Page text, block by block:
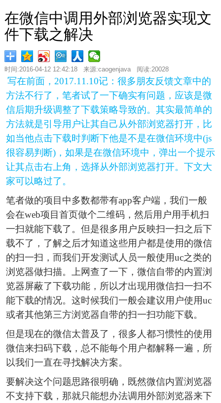
在微信中调用外部浏览器实现文
件下载之解决
时间:2016-04-12 12:42:18 来源:caogenjava 阅读:20028
写在前面，2017.11.10记：很多朋友反馈文章中的
方法不行了，笔者试了一下确实有问题，应该是微
信后期升级调整了下载策略导致的。其实最简单的
方法就是引导用户让其自己从外部浏览器打开，比
如当他点击下载时判断下他是不是在微信环境中(js
很容易判断)，如果是在微信环境中，弹出一个提示
让其点击右上角，选择从外部浏览器打开。下文大
家可以略过了。
笔者做的项目中多数都带有app客户端，我们一般
会在web项目首页做个二维码，然后用户用手机扫
一扫就能下载了。但是很多用户反映扫一扫之后下
载不了，了解之后才知道这些用户都是使用的微信
的扫一扫，而我们开发测试人员一般使用uc之类的
浏览器做扫描。上网查了一下，微信自带的内置浏
览器屏蔽了下载功能，所以才出现用微信扫一扫不
能下载的情况。这时候我们一般会建议用户使用uc
或者其他第三方浏览器自带的扫一扫功能下载。
但是现在的微信太普及了，很多人都习惯性的使用
微信来扫码下载，总不能每个用户都解释一遍，所
以我们一直在寻找解决方案。
要解决这个问题思路很明确，既然微信内置浏览器
不支持下载，那就只能想办法调用外部浏览器来下